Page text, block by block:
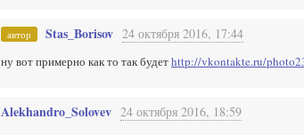
автор Stas_Borisov 24 октября 2016, 17:44
ну вот примерно как то так будетhttp://vkontakte.ru/
Alekhandro_Solovev 24 октября 2016, 18:59